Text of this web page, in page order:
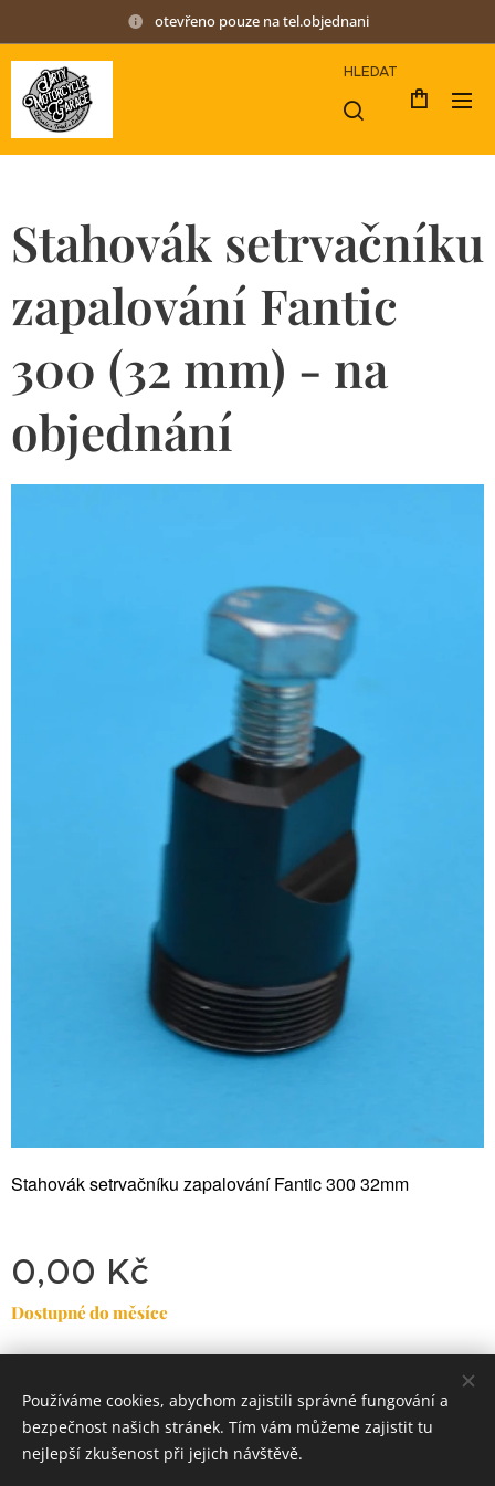
otevřeno pouze na tel.objednani
HLEDAT
Stahovák setrvačníku
zapalování Fantic
300 (32 mm) - na
objednání
Stahovák setrvačníku zapalování Fantic 300 32mm
0,00 Kč
Dostupné do měsíce
DirtyMotorcycleGarage
Classic Trial-Enduro
Cookies
Používáme cookies, abychom zajistili správné fungování a
bezpečnost našich stránek. Tím vám můžeme zajistit tu
nejlepší zkušenost při jejich návštěvě.